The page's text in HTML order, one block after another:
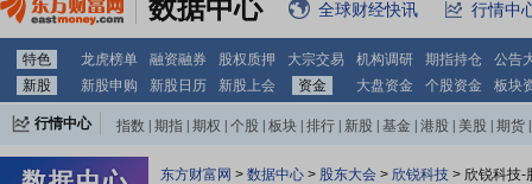
数据中心 全球财经快讯 行情中
特色 龙虎榜单 融资融券 股权质押 大宗交易 机构调研 期指持仓
公告
新股
新股申购 新股日历 新股上会 资金 大盘资金 个股资金 板块
行情中心 指数 期指 期权 个股 板块 排行 新股 基金 港股 美股 期货
东方财富网 > 数据中心 > 股东大会 > 欣锐科技 > 欣锐科技-